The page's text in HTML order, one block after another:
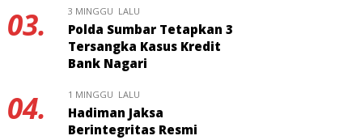
03. 3 MINGGU LALU
Polda Sumbar Tetapkan 3
Tersangka Kasus Kredit
Bank Nagari
04. 1 MINGGU LALU
Hadiman Jaksa
Berintegritas Resmi